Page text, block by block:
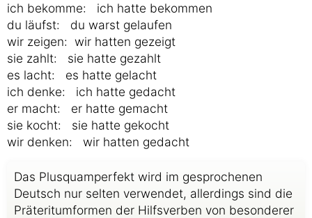
ich bekomme: ich hatte bekommen
du läufst: du warst gelaufen
wir zeigen: wir hatten gezeigt
sie zahlt: sie hatte gezahlt
es lacht: es hatte gelacht
ich denke: ich hatte gedacht
er macht: er hatte gemacht
sie kocht: sie hatte gekocht
wir denken: wir hatten gedacht
Das Plusquamperfekt wird im gesprochenen
Deutsch nur selten verwendet, allerdings sind die
Präteritumformen der Hilfsverben von besonderer